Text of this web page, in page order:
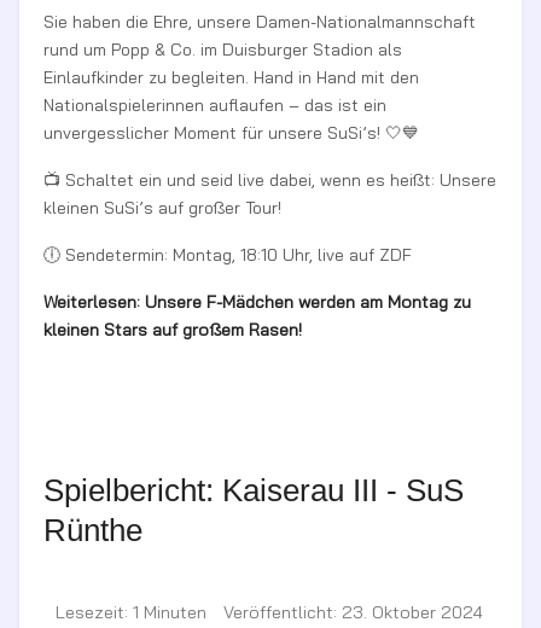
Sie haben die Ehre, unsere Damen-Nationalmannschaft
rund um Popp & Co. im Duisburger Stadion als
Einlaufkinder zu begleiten. Hand in Hand mit den
Nationalspielerinnen auflaufen – das ist ein
unvergesslicher Moment für unsere SuSi’s! 🤍💙
📺 Schaltet ein und seid live dabei, wenn es heißt: Unsere
kleinen SuSi’s auf großer Tour!
🕕 Sendetermin: Montag, 18:10 Uhr, live auf ZDF
Weiterlesen: Unsere F-Mädchen werden am Montag zu
kleinen Stars auf großem Rasen!
Spielbericht: Kaiserau III - SuS
Rünthe
Lesezeit: 1 Minuten Veröffentlicht: 23. Oktober 2024